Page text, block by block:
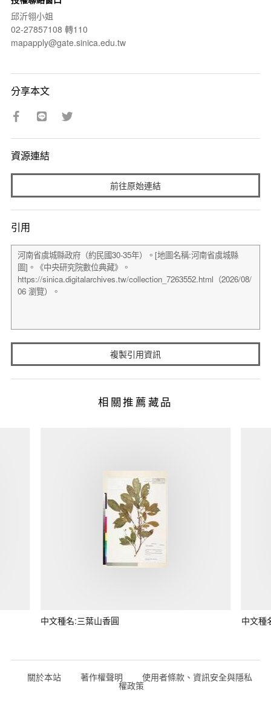
邱沂翎小姐
02-27857108 轉110
mapapply@gate.sinica.edu.tw
分享本文
資源連結
前往原始連結
引用
複製引用資訊
相關推薦藏品
中文種名:三葉山香圓 中文種
關於本站 著作權聲明 使用者條款、資訊安全與隱私
權政策